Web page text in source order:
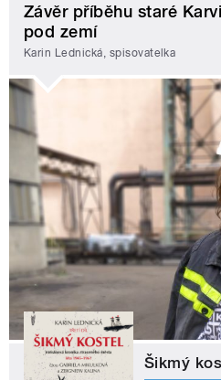
Závěr příběhu staré
pod zemí
Karin Lednická, spisovatelka
Šikmý